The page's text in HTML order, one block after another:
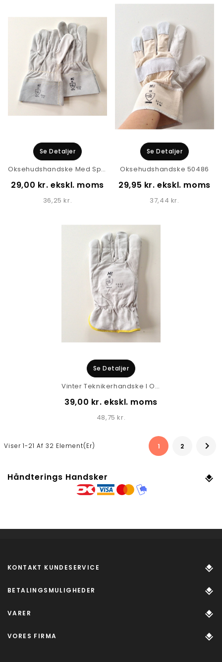
Se Detaljer
Oksehudshandske Med Spaltoverhånd 50412
29,00 kr. ekskl. moms
36,25 kr.
Se Detaljer
Oksehudshandske 50486
29,95 kr. ekskl. moms
37,44 kr.
Se Detaljer
Vinter Teknikerhandske I Oksehud 50360
39,00 kr. ekskl. moms
48,75 kr.
Viser 1-21 Af 32 Element(er) 1 2 
Håndterings Handsker
KONTAKT KUNDESERVICE
BETALINGSMULIGHEDER
VARER
VORES FIRMA